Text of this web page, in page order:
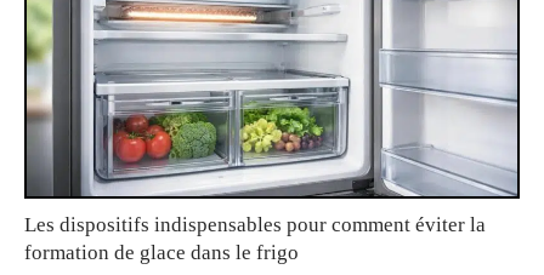
Les dispositifs indispensables pour comment éviter la
formation de glace dans le frigo